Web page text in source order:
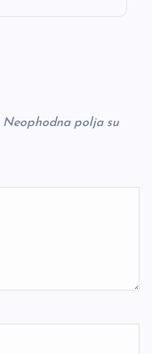
Neophodna polja su